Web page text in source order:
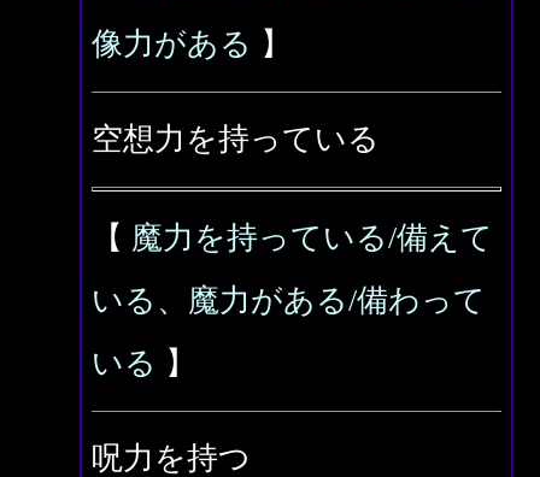
像力がある 】
空想力を持っている
【 魔力を持っている/備えて
いる、魔力がある/備わって
いる 】
呪力を持つ